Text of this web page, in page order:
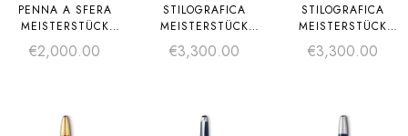
PENNA A SFERA
MEISTERSTÜCK
THE ORIGIN
COLLECTION
€2,000.00
STILOGRAFICA
MEISTERSTÜCK
THE ORIGIN
COLLECTION
€3,300.00
STILOGRAFICA
MEISTERSTÜCK
THE ORIGIN
COLLECTION
€3,300.00